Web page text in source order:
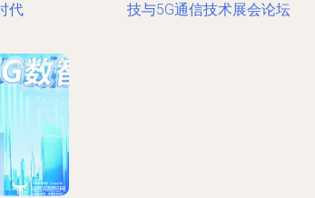
代
技与5G通信技术展会论坛